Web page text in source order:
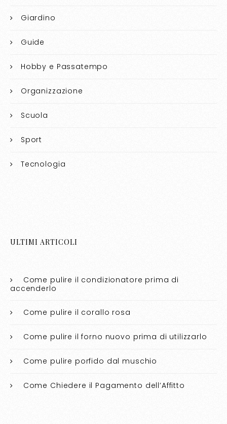
Giardino
Guide
Hobby e Passatempo
Organizzazione
Scuola
Sport
Tecnologia
ULTIMI ARTICOLI
Come pulire il condizionatore prima di
accenderlo​​
Come pulire il corallo rosa​​
Come pulire il forno nuovo prima di utilizzarlo​​
Come pulire porfido dal muschio​​
Come Chiedere il Pagamento dell’Affitto